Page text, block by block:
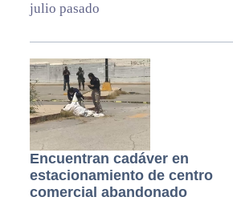
julio pasado
Encuentran cadáver en
estacionamiento de centro
comercial abandonado